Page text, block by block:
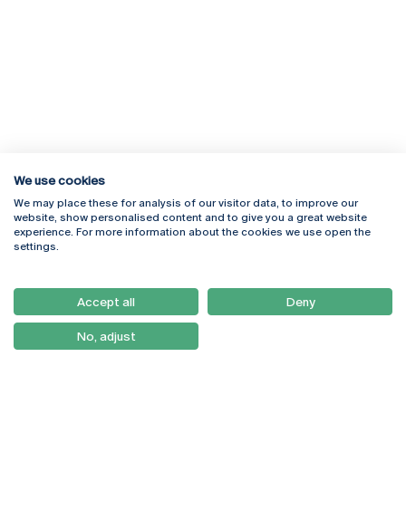
Rua Diogo Botelho 1327
4169-005 Porto
+351 226 196 240
Campus Online
Webmail
Como Chegar
Newsletter
We use cookies
We may place these for analysis of our visitor data, to improve our
website, show personalised content and to give you a great website
experience. For more information about the cookies we use open the
settings.
Accept all Deny
No, adjust